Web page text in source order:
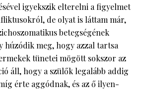
igyekszik elterelni a figyelmet
de olyat is láttam már,
betegségének
húzódik meg, hogy azzal tartsa
tünetei mögött sokszor az
áll, hogy a szülők legalább addig
érte aggódnak, és az ő ilyen-